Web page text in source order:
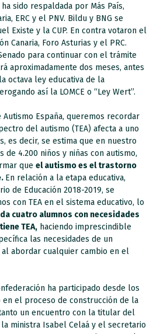
sido respaldada por Más País,
ERC y el PNV. Bildu y BNG se
Existe y la CUP. En contra votaron el
Canaria, Foro Asturias y el PRC.
para continuar con el trámite
aproximadamente dos meses, antes
octava ley educativa de la
así la LOMCE o “Ley Wert”.
España, queremos recordar
del autismo (TEA) afecta a uno
es decir, se estima que en nuestro
de 4.200 niños y niñas con autismo,
queel autismo es el trastorno
En relación a la etapa educativa,
de Educación 2018-2019, se
con TEA en el sistema educativo, lo
cuatro alumnos con necesidades
TEA, haciendo imprescindible
las necesidades de un
abordar cualquier cambio en el
ha participado desde los
el proceso de construcción de la
un encuentro con la titular del
ministra Isabel Celaá y el secretario